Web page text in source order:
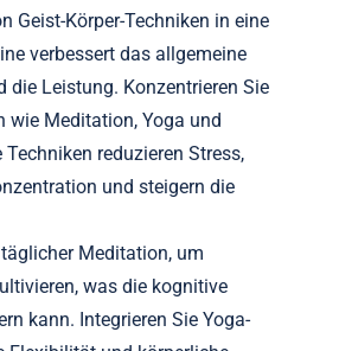
Geist-Körper-Techniken in eine
verbessert das allgemeine
die Leistung. Konzentrieren Sie
wie Meditation, Yoga und
reduzieren Stress,
und steigern die
Meditation, um
was die kognitive
kann. Integrieren Sie Yoga-